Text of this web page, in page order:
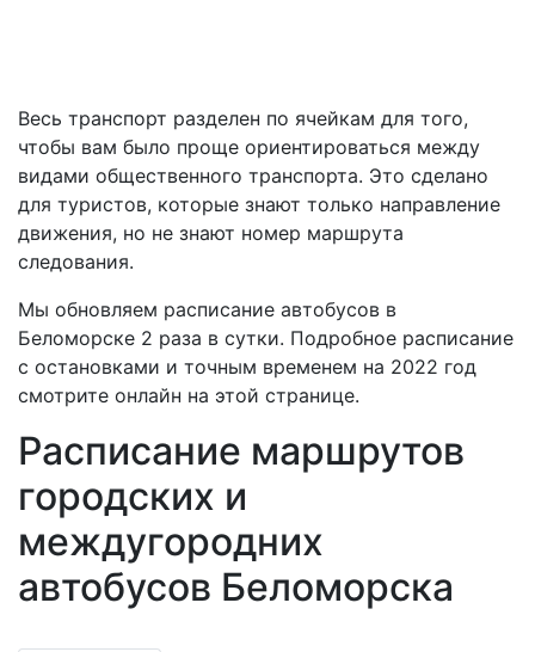
Весь транспорт разделен по ячейкам для того,
чтобы вам было проще ориентироваться между
видами общественного транспорта. Это сделано
для туристов, которые знают только направление
движения, но не знают номер маршрута
следования.
Мы обновляем расписание автобусов в
Беломорске 2 раза в сутки. Подробное расписание
с остановками и точным временем на 2022 год
смотрите онлайн на этой странице.
Расписание маршрутов
городских и
междугородних
автобусов Беломорска